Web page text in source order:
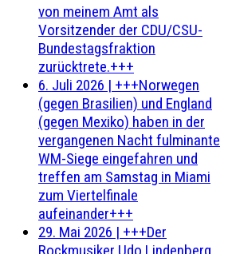
von meinem Amt als
Vorsitzender der CDU/CSU-
Bundestagsfraktion
zurücktrete.+++
6. Juli 2026 | +++Norwegen
(gegen Brasilien) und England
(gegen Mexiko) haben in der
vergangenen Nacht fulminante
WM-Siege eingefahren und
treffen am Samstag in Miami
zum Viertelfinale
aufeinander+++
29. Mai 2026 | +++Der